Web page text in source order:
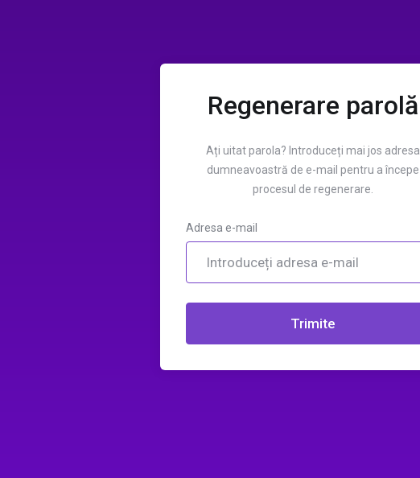
Regenerare parolă
Ați uitat parola? Introduceți mai jos adresa
dumneavoastră de e-mail pentru a începe
procesul de regenerare.
Adresa e-mail
Trimite